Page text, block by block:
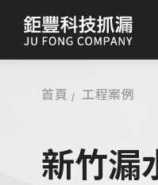
首頁 工程案例
新竹漏